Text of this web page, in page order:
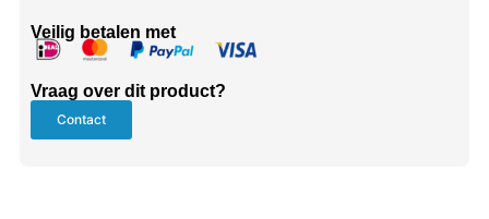
Veilig betalen met
Vraag over dit product?
Contact